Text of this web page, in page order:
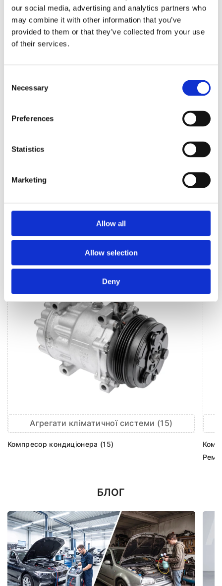
our social media, advertising and analytics partners who
may combine it with other information that you’ve
provided to them or that they’ve collected from your use
of their services.
Selection
Necessary
Preferences
Statistics
Marketing
Allow all
Allow selection
Deny
Агрегати рульового управління (32)
Насос ГПК (17)
Шток
КЛІМАТИЗАЦІЯ ДЛЯCHEVROLET
Агрегати кліматичної системи (15)
Компресор кондиціонера (15)
БЛОГ